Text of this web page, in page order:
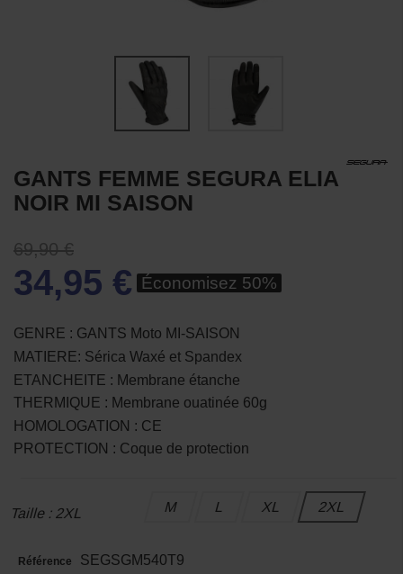
GANTS FEMME SEGURA ELIA
NOIR MI SAISON
69,90 €
34,95 € Économisez 50%
GENRE : GANTS Moto MI-SAISON
MATIERE: Sérica Waxé et Spandex
ETANCHEITE : Membrane étanche
THERMIQUE : Membrane ouatinée 60g
HOMOLOGATION : CE
PROTECTION : Coque de protection
Taille : 2XL M L XL 2XL
Référence SEGSGM540T9